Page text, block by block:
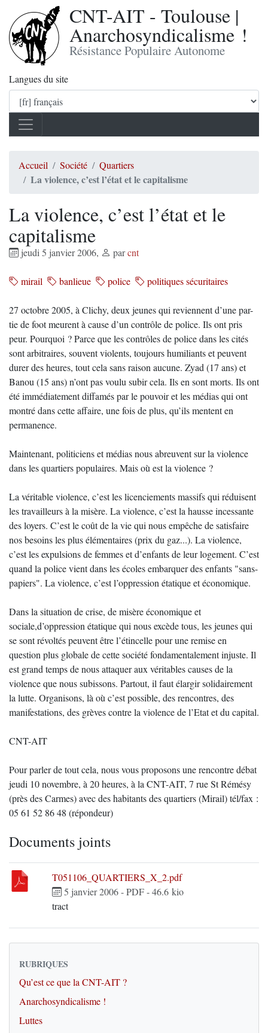
CNT-AIT - Toulouse |
Anarchosyndicalisme !
Résistance Populaire Autonome
Langues du site
Accueil Société Quartiers
La violence, c’est l’état et le capitalisme
La violence, c’est l’état et le
capitalisme
jeudi 5 janvier 2006, parcnt
mirail banlieue police politiques sécuritaires
27 octobre 2005, à Clichy, deux jeunes qui reviennent d’une par-
tie de foot meurent à cause d’un contrôle de police. Ils ont pris
peur. Pourquoi ? Parce que les contrôles de police dans les cités
sont arbitraires, souvent violents, toujours humiliants et peuvent
durer des heures, tout cela sans raison aucune. Zyad (17 ans) et
Banou (15 ans) n’ont pas voulu subir cela. Ils en sont morts. Ils ont
été immédiatement diffamés par le pouvoir et les médias qui ont
montré dans cette affaire, une fois de plus, qu’ils mentent en
permanence.
Maintenant, politiciens et médias nous abreuvent sur la violence
dans les quartiers populaires. Mais où est la violence ?
La véritable violence, c’est les licenciements massifs qui réduisent
les travailleurs à la misère. La violence, c’est la hausse incessante
des loyers. C’est le coût de la vie qui nous empêche de satisfaire
nos besoins les plus élémentaires (prix du gaz...). La violence,
c’est les expulsions de femmes et d’enfants de leur logement. C’est
quand la police vient dans les écoles embarquer des enfants "sans-
papiers". La violence, c’est l’oppression étatique et économique.
Dans la situation de crise, de misère économique et
sociale,d’oppression étatique qui nous excède tous, les jeunes qui
se sont révoltés peuvent être l’étincelle pour une remise en
question plus globale de cette société fondamentalement injuste. Il
est grand temps de nous attaquer aux véritables causes de la
violence que nous subissons. Partout, il faut élargir solidairement
la lutte. Organisons, là où c’est possible, des rencontres, des
manifestations, des grèves contre la violence de l’Etat et du capital.
CNT-AIT
Pour parler de tout cela, nous vous proposons une rencontre débat
jeudi 10 novembre, à 20 heures, à la CNT-AIT, 7 rue St Rémésy
(près des Carmes) avec des habitants des quartiers (Mirail) tél/fax :
05 61 52 86 48 (répondeur)
Documents joints
T051106_QUARTIERS_X_2.pdf
5 janvier 2006-PDF-46.6 kio
tract
RUBRIQUES
Qu’est ce que la CNT-AIT ?
Anarchosyndicalisme !
Luttes